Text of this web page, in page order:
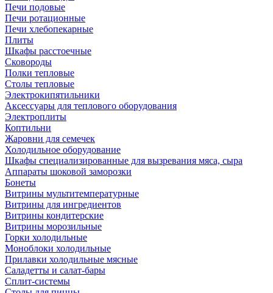
Печи подовые
Печи ротационные
Печи хлебопекарные
Плиты
Шкафы расстоечные
Сковороды
Полки тепловые
Столы тепловые
Электрокипятильники
Аксессуары для теплового оборудования
Электроплиты
Коптильни
Жаровни для семечек
Холодильное оборудование
Шкафы специализированные для вызревания мяса, сыра
Аппараты шоковой заморозки
Бонеты
Витрины мультитемпературные
Витрины для ингредиентов
Витрины кондитерские
Витрины морозильные
Горки холодильные
Моноблоки холодильные
Прилавки холодильные мясные
Саладетты и салат-бары
Сплит-системы